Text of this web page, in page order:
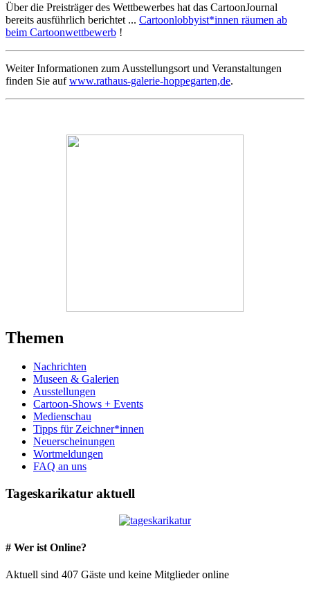
Über die Preisträger des Wettbewerbes hat das CartoonJournal
bereits ausführlich berichtet ... Cartoonlobbyist*innen räumen ab
beim Cartoonwettbewerb !
Weiter Informationen zum Ausstellungsort und Veranstaltungen
finden Sie aufwww.rathaus-galerie-hoppegarten,de.
Themen
Nachrichten
Museen & Galerien
Ausstellungen
Cartoon-Shows + Events
Medienschau
Tipps für Zeichner*innen
Neuerscheinungen
Wortmeldungen
FAQ an uns
Tageskarikatur aktuell
# Wer ist Online?
Aktuell sind 407 Gäste und keine Mitglieder online